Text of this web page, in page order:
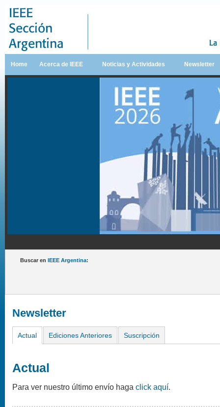
Home Acerca de IEEE Noticias y Actividades Newsletter
Buscar en IEEE Argentina:
Newsletter
Actual Ediciones Anteriores Suscripción
Actual
Para ver nuestro último envío haga click aquí.